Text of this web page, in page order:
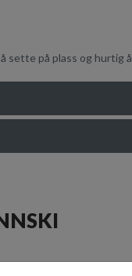
sette på plass og hurtig